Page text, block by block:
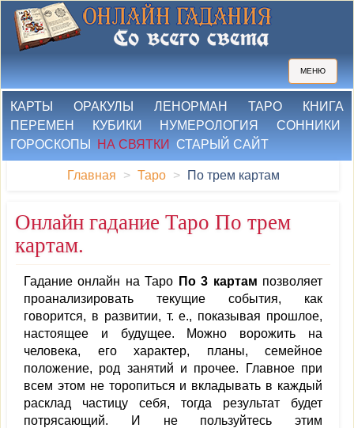
МЕНЮ
КАРТЫ ОРАКУЛЫ ЛЕНОРМАН ТАРО
КНИГА
ПЕРЕМЕН
КУБИКИ НУМЕРОЛОГИЯ
СОННИКИ
ГОРОСКОПЫ
НА СВЯТКИ СТАРЫЙ САЙТ
Главная Таро По трем картам
Онлайн гадание Таро По трем
картам.
Гадание онлайн на Таро По 3 картам позволяет
проанализировать текущие события, как
говорится, в развитии, т. е., показывая прошлое,
настоящее и будущее. Можно ворожить на
человека, его характер, планы, семейное
положение, род занятий и прочее. Главное при
всем этом не торопиться и вкладывать в каждый
расклад частицу себя, тогда результат будет
потрясающий. И не пользуйтесь этим